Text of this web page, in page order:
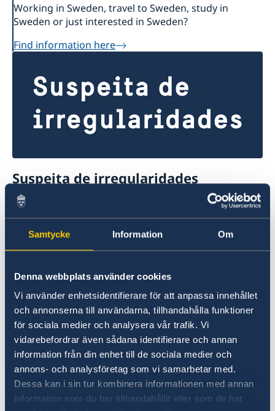
Samtycke Information Om
Denna webbplats använder cookies
Vi använder enhetsidentifierare för att anpassa innehållet
och annonserna till användarna, tillhandahålla funktioner
för sociala medier och analysera vår trafik. Vi
vidarebefordrar även sådana identifierare och annan
information från din enhet till de sociala medier och
annons- och analysföretag som vi samarbetar med.
Dessa kan i sin tur kombinera informationen med annan
information som du har tillhandahållit eller som de har
Working in Sweden, travel to Sweden, study in
Sweden or just interested in Sweden?
Find information here
Suspeita de irregularidades
Se tiver alguma queixa ou suspeitar de crimes
ou irregularidades relacionadas com as
atividades da administração estrangeira, pode
apresentar uma queixa/denuncia ao Ministério
Apresentar uma queixa contra o MNE (em
inglês)
Denunciar suspeitas de crimes ou outras
irregularidades (em inglês)